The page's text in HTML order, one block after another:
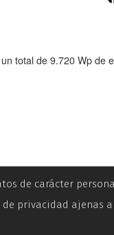
total de 9.720 Wpde
de carácter
privacidad ajenas a